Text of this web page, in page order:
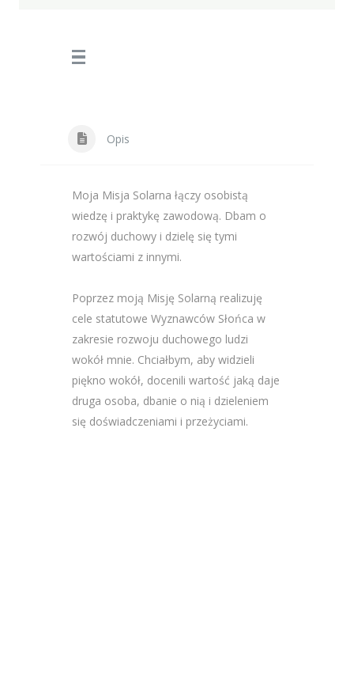
Opis
Moja Misja Solarna łączy osobistą
wiedzę i praktykę zawodową. Dbam o
rozwój duchowy i dzielę się tymi
wartościami z innymi.
Poprzez moją Misję Solarną realizuję
cele statutowe Wyznawców Słońca w
zakresie rozwoju duchowego ludzi
wokół mnie. Chciałbym, aby widzieli
piękno wokół, docenili wartość jaką daje
druga osoba, dbanie o nią i dzieleniem
się doświadczeniami i przeżyciami.